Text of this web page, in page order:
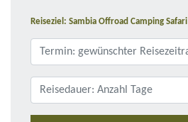
Reiseziel: Sambia Offroad Camping Safari